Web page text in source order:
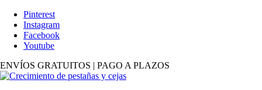
Pinterest
Instagram
Facebook
Youtube
ENVÍOS GRATUITOS | PAGO A PLAZOS